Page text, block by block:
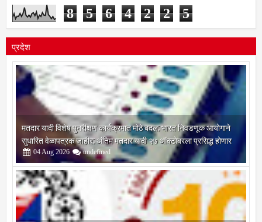
8 5 6 4 2 2 5
प्रदेश
मतदार यादी विशेष पुनरीक्षण कार्यक्रमात मोठे बदल; भारत निवडणूक आयोगाने
सुधारित वेळापत्रक जाहीर; अंतिम मतदार यादी २७ ऑक्टोबरला प्रसिद्ध होणार
04 Aug 2026 undefined